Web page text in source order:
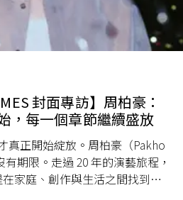
封面專訪】周柏豪：
，每一個章節繼續盛放
真正開始綻放。周柏豪（Pakho
期限。走過 20 年的演藝旅程，
家庭、創作與生活之間找到屬